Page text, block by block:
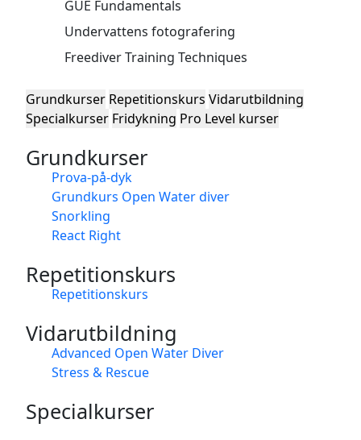
GUE Fundamentals
Undervattens fotografering
Freediver Training Techniques
Grundkurser Repetitionskurs Vidarutbildning
Specialkurser Fridykning Pro Level kurser
Grundkurser
Prova-på-dyk
Grundkurs Open Water diver
Snorkling
React Right
Repetitionskurs
Repetitionskurs
Vidarutbildning
Advanced Open Water Diver
Stress & Rescue
Specialkurser